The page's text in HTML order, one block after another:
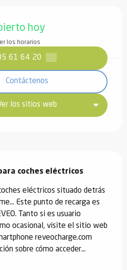
hoy
los horarios
61 64 20 ▒▒
Contáctenos
los sitios web
coches eléctricos
eléctricos situado detrás
Este punto de recarga es
Tanto si es usuario
ocasional, visite el sitio web
reveocharge.com
sobre cómo acceder...